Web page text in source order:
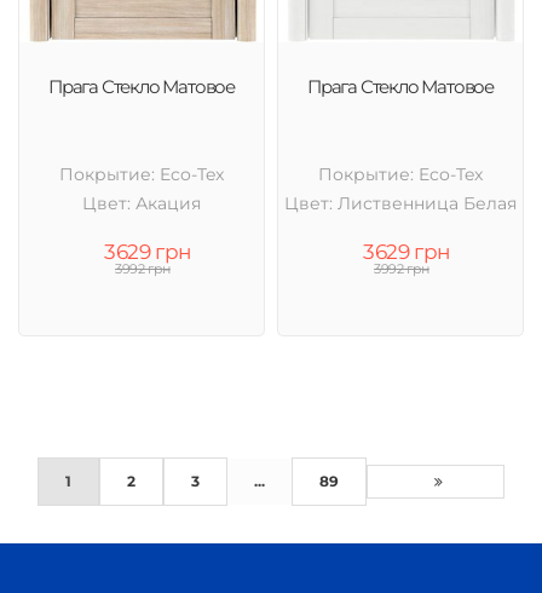
Прага Стекло Матовое
Покрытие: Eco-Tex
Цвет: Акация
3629 грн
3992 грн
Прага Стекло Матовое
Покрытие: Eco-Tex
Цвет: Лиственница Белая
3629 грн
3992 грн
1 2 3 ... 89